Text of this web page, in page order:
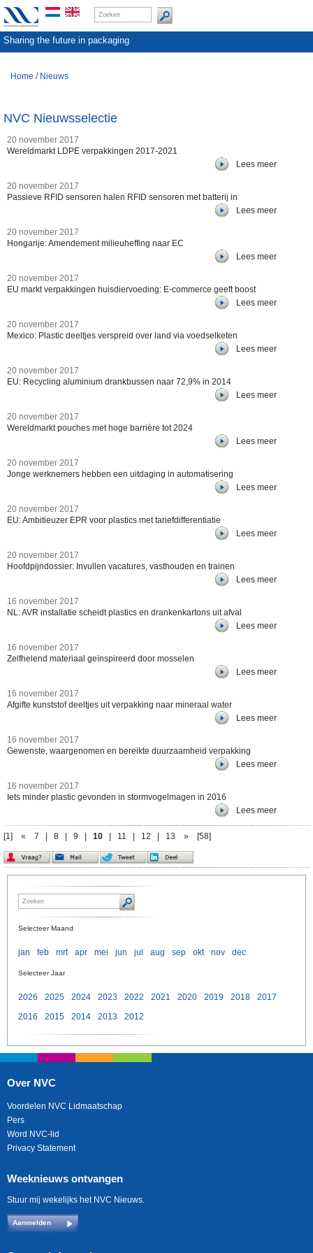
Sharing the future in packaging
Home / Nieuws
NVC Nieuwsselectie
20 november 2017
Wereldmarkt LDPE verpakkingen 2017-2021
Lees meer
20 november 2017
Passieve RFID sensoren halen RFID sensoren met batterij in
Lees meer
20 november 2017
Hongarije: Amendement milieuheffing naar EC
Lees meer
20 november 2017
EU markt verpakkingen huisdiervoeding: E-commerce geeft boost
Lees meer
20 november 2017
Mexico: Plastic deeltjes verspreid over land via voedselketen
Lees meer
20 november 2017
EU: Recycling aluminium drankbussen naar 72,9% in 2014
Lees meer
20 november 2017
Wereldmarkt pouches met hoge barrière tot 2024
Lees meer
20 november 2017
Jonge werknemers hebben een uitdaging in automatisering
Lees meer
20 november 2017
EU: Ambitieuzer EPR voor plastics met tariefdifferentiatie
Lees meer
20 november 2017
Hoofdpijndossier: Invullen vacatures, vasthouden en trainen
Lees meer
16 november 2017
NL: AVR installatie scheidt plastics en drankenkartons uit afval
Lees meer
16 november 2017
Zelfhelend materiaal geïnspireerd door mosselen
Lees meer
16 november 2017
Afgifte kunststof deeltjes uit verpakking naar mineraal water
Lees meer
16 november 2017
Gewenste, waargenomen en bereikte duurzaamheid verpakking
Lees meer
16 november 2017
Iets minder plastic gevonden in stormvogelmagen in 2016
Lees meer
[1] « 7 8 9 10 11 12 13 » [58]
Selecteer Maand
jan feb mrt apr mei jun jul aug sep okt nov dec
Selecteer Jaar
2026 2025 2024 2023 2022 2021 2020 2019 2018
2017
2016
2015 2014 2013 2012
Over NVC
Voordelen NVC Lidmaatschap
Pers
Word NVC-lid
Privacy Statement
Weeknieuws ontvangen
Stuur mij wekelijks het NVC Nieuws.
Aanmelden